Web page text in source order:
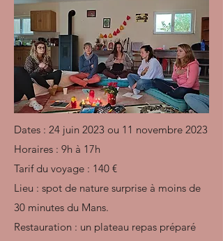
Dates : 24 juin 2023 ou 11 novembre 2023
Horaires : 9h à 17h
Tarif du voyage : 140 €
Lieu : spot de nature surprise à moins de
30 minutes du Mans.
Restauration : un plateau repas préparé